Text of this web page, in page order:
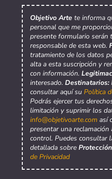
Objetivo Arte te informa
personal que me
presente formulario serán
responsable de esta web.
tratamiento de los datos
alta a esta suscripción y
con información.
interesado. Destinatarios:
consultar aquí su Política
Podrás ejercer tus
limitación y suprimir los
info@objetivoarte.com así
presentar una
control. Puedes consultar
detallada sobre
de Privacidad